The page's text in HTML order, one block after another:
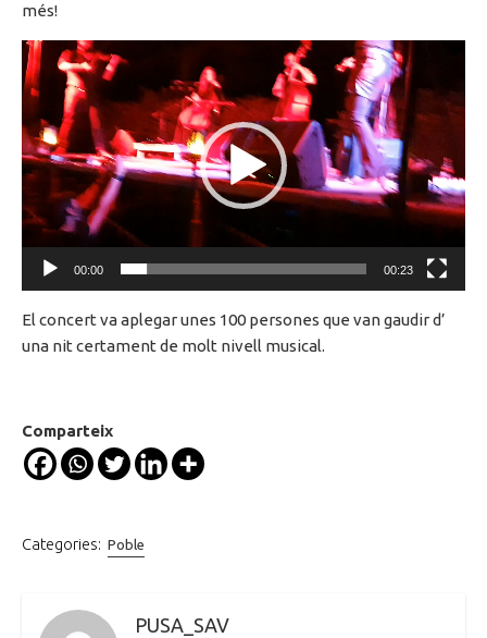
més!
Reproductor
de
vídeo
00:00 00:23
El concert va aplegar unes 100 persones que van gaudir d’
una nit certament de molt nivell musical.
Comparteix
Categories: Poble
PUSA_SAV